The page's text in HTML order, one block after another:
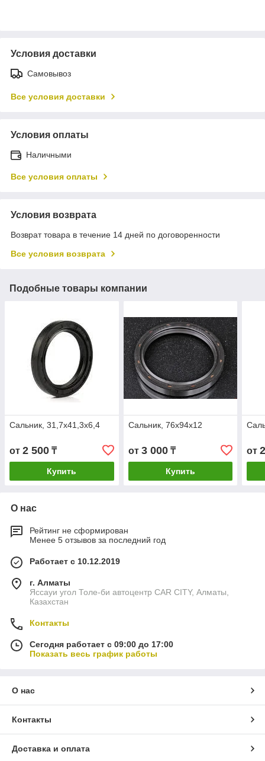
Условия доставки
Самовывоз
Все условия доставки
Условия оплаты
Наличными
Все условия оплаты
Условия возврата
Возврат товара в течение 14 дней по договоренности
Все условия возврата
Подобные товары компании
Cальник, 31,7х41,3х6,4
от 2 500 ₸
Купить
Cальник, 76х94х12
от 3 000₸
Купить
от
О нас
Рейтинг не сформирован
Менее 5 отзывов за последний год
Работает с 10.12.2019
г. Алматы
Яссауи угол Толе-би автоцентр CAR CITY, Алматы,
Казахстан
Контакты
Сегодня работает с 09:00 до 17:00
Показать весь график работы
О нас
Контакты
Доставка и оплата